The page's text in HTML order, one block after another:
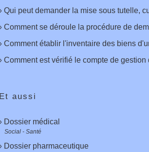
Qui peut demander la mise sous tutelle,
Comment se déroule la procédure de
Comment établir l'inventaire des biens
Comment est vérifié le compte de
Et aussi
Dossier médical
Social - Santé
Dossier pharmaceutique